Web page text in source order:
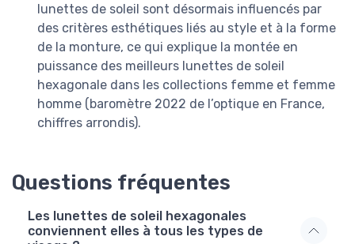
lunettes de soleil sont désormais influencés par
des critères esthétiques liés au style et à la forme
de la monture, ce qui explique la montée en
puissance des meilleurs lunettes de soleil
hexagonale dans les collections femme et femme
homme (baromètre 2022 de l’optique en France,
chiffres arrondis).
Questions fréquentes
Les lunettes de soleil hexagonales
conviennent elles à tous les types de